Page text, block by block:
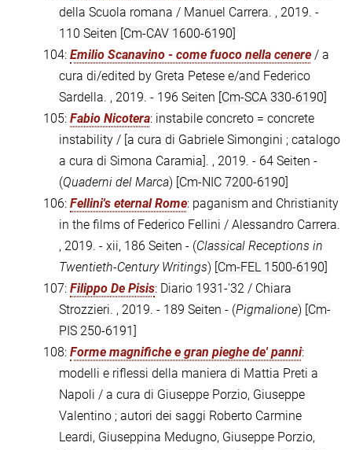
della Scuola romana / Manuel Carrera. , 2019. -
110 Seiten [Cm-CAV 1600-6190]
104: Emilio Scanavino - come fuoco nella cenere / a
cura di/edited by Greta Petese e/and Federico
Sardella. , 2019. - 196 Seiten [Cm-SCA 330-6190]
105: Fabio Nicotera: instabile concreto = concrete
instability / [a cura di Gabriele Simongini ; catalogo
a cura di Simona Caramia]. , 2019. - 64 Seiten -
(Quaderni del Marca) [Cm-NIC 7200-6190]
106: Fellini's eternal Rome: paganism and Christianity
in the films of Federico Fellini / Alessandro Carrera.
, 2019. - xii, 186 Seiten - (Classical Receptions in
Twentieth-Century Writings) [Cm-FEL 1500-6190]
107: Filippo De Pisis: Diario 1931-'32 / Chiara
Strozzieri. , 2019. - 189 Seiten - (Pigmalione) [Cm-
PIS 250-6191]
108: Forme magnifiche e gran pieghe de' panni:
modelli e riflessi della maniera di Mattia Preti a
Napoli / a cura di Giuseppe Porzio, Giuseppe
Valentino ; autori dei saggi Roberto Carmine
Leardi, Giuseppina Medugno, Giuseppe Porzio,